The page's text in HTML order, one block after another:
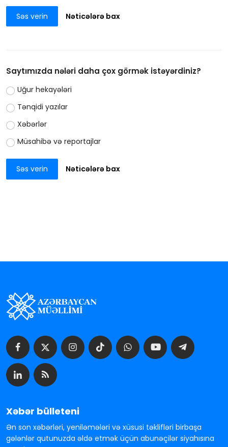
Səs verin Nəticələrə bax
Saytımızda nələri daha çox görmək istəyərdiniz?
Uğur hekayələri
Tənqidi yazılar
Xəbərlər
Müsahibə və reportajlar
Səs verin Nəticələrə bax
Xəbər bülleteni
Ən son xəbərləri, yeniləmələri və xüsusi təklifləri birbaşa
gələnlər qutunuzda əldə etmək üçün abunəçilər siyahısına